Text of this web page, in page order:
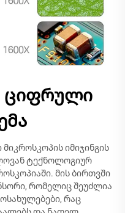
ციფრული
იმიჯინგის
ტექნოლოგიურ
მის ბირთვში
რომელიც შეუძლია
რაც